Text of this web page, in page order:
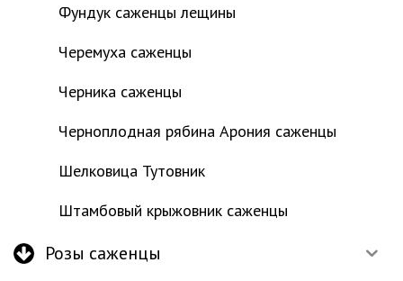
Фундук саженцы лещины
Черемуха саженцы
Черника саженцы
Черноплодная рябина Арония саженцы
Шелковица Тутовник
Штамбовый крыжовник саженцы
Розы саженцы